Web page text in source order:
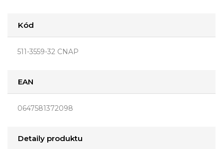
Kód
511-3559-32 CNAP
EAN
0647581372098
Detaily produktu